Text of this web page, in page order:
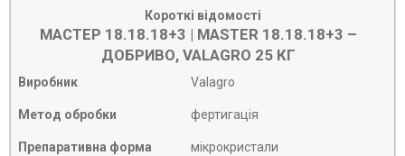
Короткі відомості
МАСТЕР 18.18.18+3 | MASTER 18.18.18+3 –
ДОБРИВО, VALAGRO 25 КГ
Виробник Valagro
Метод обробки фертигація
Препаративна форма мікрокристали